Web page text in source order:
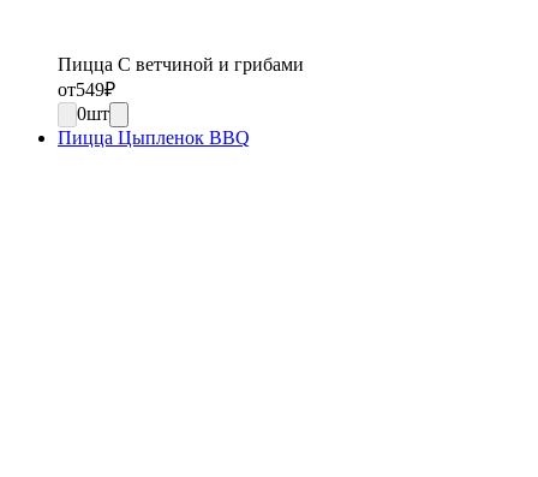
Пицца С ветчиной и грибами
от549₽
0шт
Пицца Цыпленок BBQ